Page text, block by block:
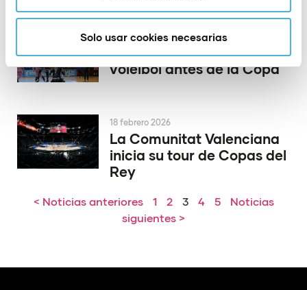
Solo usar cookies necesarias
Derbi valenciano de
voleibol antes de la Copa
19 febrero 2026
La Comunitat Valenciana
inicia su tour de Copas del
Rey
18 febrero 2026
< Noticias anteriores 1 2 3 4 5
Noticias
siguientes >